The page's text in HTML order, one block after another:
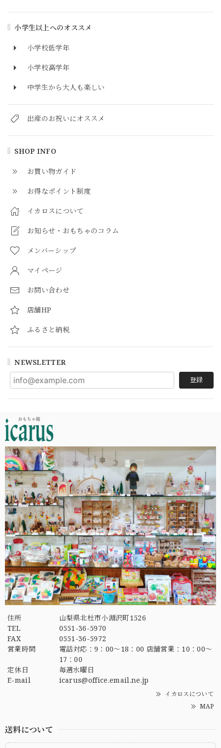
小学生以上へのオススメ
小学校低学年
小学校高学年
中学生から大人も楽しい
出産のお祝いにオススメ
SHOP INFO
お買い物ガイド
お得なポイント制度
イカロスについて
お知らせ・おもちゃのコラム
メンバーシップ
マイページ
お問い合わせ
店舗HP
ふるさと納税
NEWSLETTER
登録
住所
山梨県北杜市小淵沢町1526
TEL
0551-36-5970
FAX
0551-36-5972
営業時間
電話対応：9：00～18：00 店舗営業：10：00～
17：00
定休日
毎週水曜日
E-mail
icarus@office.email.ne.jp
イカロスについて
MAP
送料について